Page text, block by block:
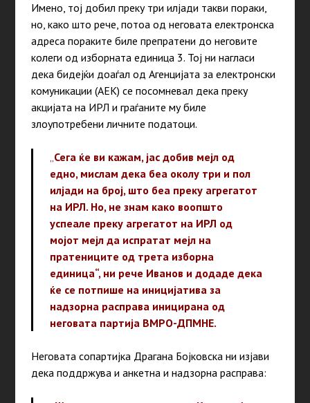
Имено, тој добил преку три илјади такви пораки,
но, како што рече, потоа од неговата електронска
адреса пораките биле препратени до неговите
колеги од изборната единица 3. Тој ни нагласи
дека бидејќи доаѓал од Агенцијата за електронски
комуникации (АЕК) се посомневал дека преку
акцијата на ИРЛ и граѓаните му биле
злоупотребени личните податоци.
„Сега ќе ви кажам, јас добив меjл од
едно, мислам дека беа околу три и пол
илјади на број, што беа преку агрегатот
на ИРЛ. Но, не знам како воопшто
успеале преку агрегатот на ИРЛ од
мојот мејл да испратат мејл на
пратениците од трета изборна
единица“, ни рече Иванов и додаде дека
ќе се потпише на иницијатива за
надзорна расправа иницирана од
неговата партија ВМРО-ДПМНЕ.
Неговата сопартијка Драгана Бојковска ни изјави
дека поддржува и анкетна и надзорна расправа: